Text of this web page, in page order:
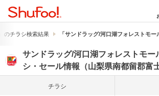
のチラシ検索結果 「サンドラッグ/河口湖フォレストモ
サンドラッグ/河口湖フォレストモー
シ・セール情報（山梨県南都留郡富
チラシ